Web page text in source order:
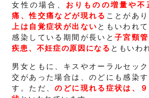
女性の場合、 おりものの増量や不
痛、性交痛などが現れる ことがあ
上は自覚症状が出ない ともいわれ
感染している期間が長いと子宮頸
疾患、不妊症の原因になる ともいわ
男女ともに、キスやオーラルセッ
交があった場合は、のどにも感染
す。ただ、のどに現れる症状は、